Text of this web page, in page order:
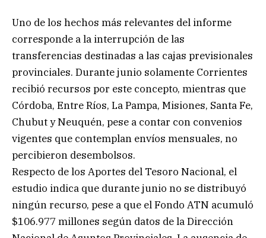
Uno de los hechos más relevantes del informe
corresponde a la interrupción de las
transferencias destinadas a las cajas previsionales
provinciales. Durante junio solamente Corrientes
recibió recursos por este concepto, mientras que
Córdoba, Entre Ríos, La Pampa, Misiones, Santa Fe,
Chubut y Neuquén, pese a contar con convenios
vigentes que contemplan envíos mensuales, no
percibieron desembolsos.
Respecto de los Aportes del Tesoro Nacional, el
estudio indica que durante junio no se distribuyó
ningún recurso, pese a que el Fondo ATN acumuló
$106.977 millones según datos de la Dirección